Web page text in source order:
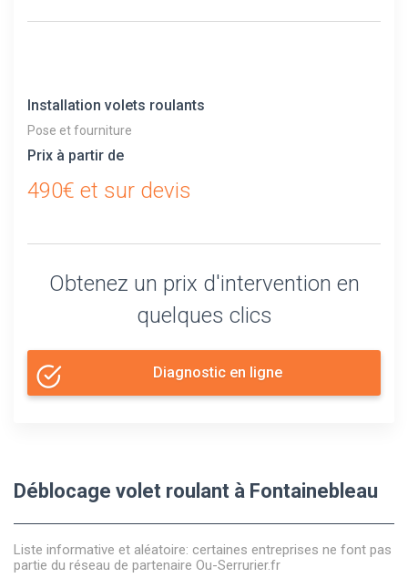
Installation volets roulants
Pose et fourniture
Prix à partir de
490€ et sur devis
Obtenez un prix d'intervention en
quelques clics
Diagnostic en ligne
Déblocage volet roulant à Fontainebleau
Liste informative et aléatoire: certaines entreprises ne font pas
partie du réseau de partenaire Ou-Serrurier.fr